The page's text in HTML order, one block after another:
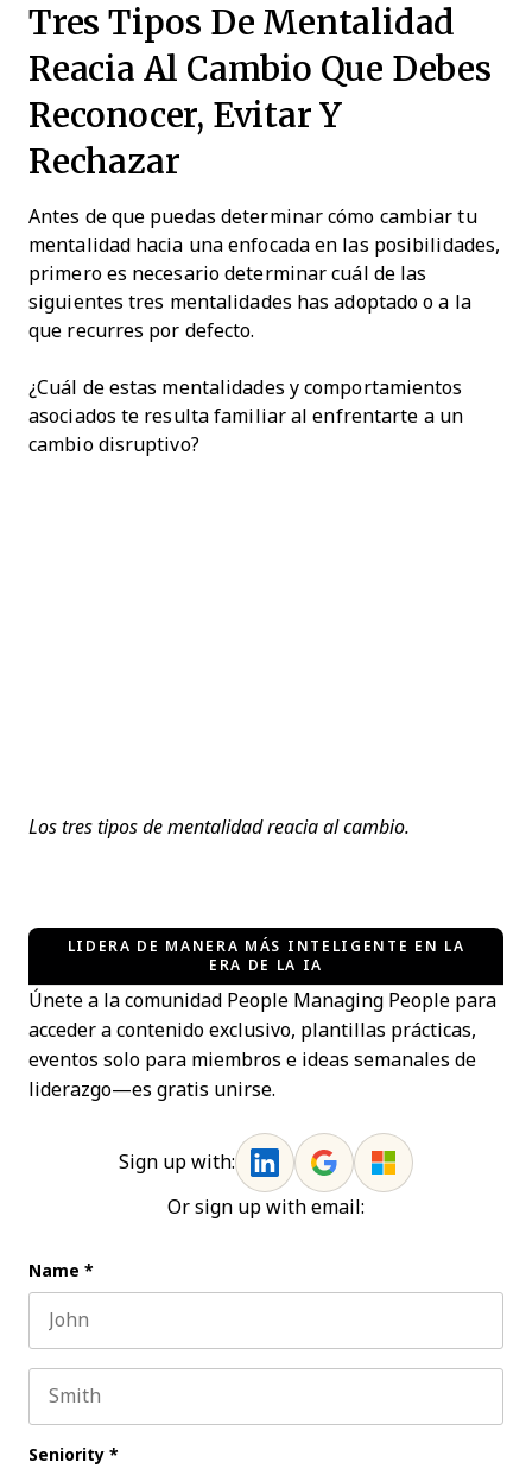
Tres Tipos De Mentalidad
Reacia Al Cambio Que Debes
Reconocer, Evitar Y
Rechazar
Antes de que puedas determinar cómo cambiar tu
mentalidad hacia una enfocada en las posibilidades,
primero es necesario determinar cuál de las
siguientes tres mentalidades has adoptado o a la
que recurres por defecto.
¿Cuál de estas mentalidades y comportamientos
asociados te resulta familiar al enfrentarte a un
cambio disruptivo?
Los tres tipos de mentalidad reacia al cambio.
LIDERA DE MANERA MÁS INTELIGENTE EN LA
ERA DE LA IA
Únete a la comunidad People Managing People para
acceder a contenido exclusivo, plantillas prácticas,
eventos solo para miembros e ideas semanales de
liderazgo—es gratis unirse.
Sign up with:
Or sign up with email:
Name *
Seniority *